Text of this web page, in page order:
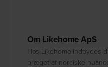
Om Likehome ApS
Hos Likehome indbydes
præget af nordiske